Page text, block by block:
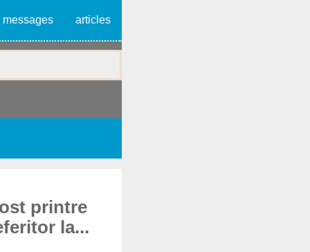
messages articles
printre
la...